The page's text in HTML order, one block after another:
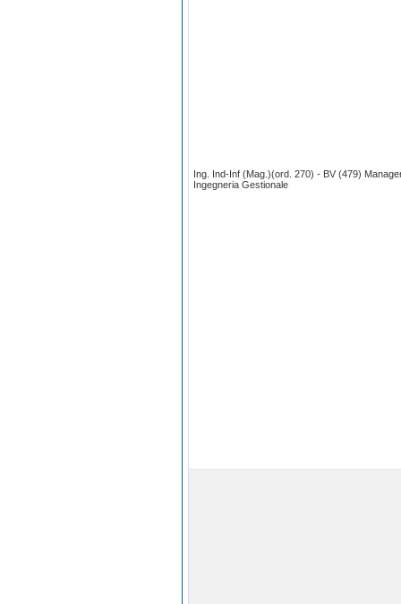
Ing. Ind-Inf (Mag.)(ord. 270) - BV (479)
Ingegneria Gestionale